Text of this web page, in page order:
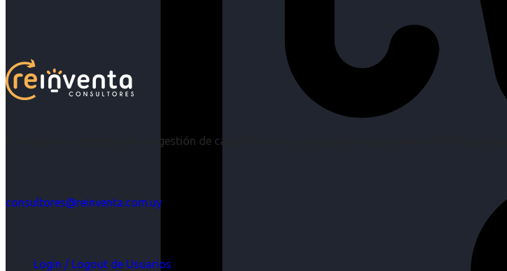
Acompañar a empresas en su gestión de capital humano y acompañar a personas en la
consultores@reinventa.com.uy
Login / Logout de Usuarios